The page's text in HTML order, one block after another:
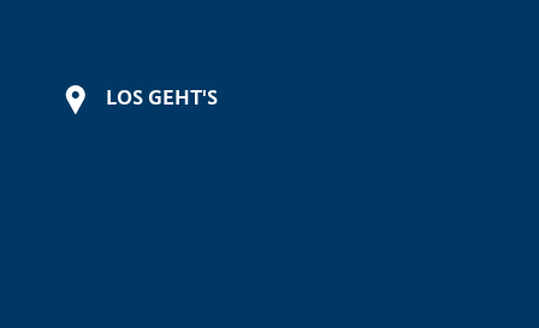
LOS GEHT'S